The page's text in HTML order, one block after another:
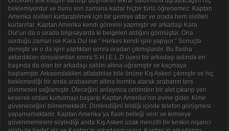
beklemiyordur ve bunu son zamana kadar hiçbir türlü öğrenemez. Kaptan
Amerika sivilleri kurtarabilmek için bir gemiye atlar ve orada hem sivilleri
kurtarırlar. Kaptan Amerika kendi görevini yapmıştır ve arkadaşı Kara
Dul’un da o sırada bilgisayarda ki belgeleri aldığını görmüştür. Ona
sorduğu zaman ise Kara Dul ise “ Herkes kendi işini yapıyor.” Sonuçta
demiştir ve o da işini yaptıktan sonra oradan çıkmışlardır. Bu flasha
aktardıkları dosyalardan sonra S.H.I.E.L.D üyesi bir arkadaşı aslında en
başında da olan bir arkadaşı saldırı altına uğramıştır ve kaçmaya
başlamıştır. Arkasındakileri atlatabilse bile önüne Kış Askeri çıkmıştır ve hiç
beklemediği bir anda arabasının altına bomba atarak arabanın ters
dönmesini sağlamıştır. Öleceğini anlayınca cebinden bir alet çıkarıp yeri
keserek ordan kurtulmayı başarıp Kaptan Amerika’nın evine gider. Kime
güveneceğini bilmemektedir. Dinlendiğini bildiği içinde telefon görüşmesi
yapamamaktadır. Kaptan Amerika’ya flash belleği verir ve kimseye
güvenmemesini söylediği anda Kış Askeri uzak menzilli bir keskin nişancı